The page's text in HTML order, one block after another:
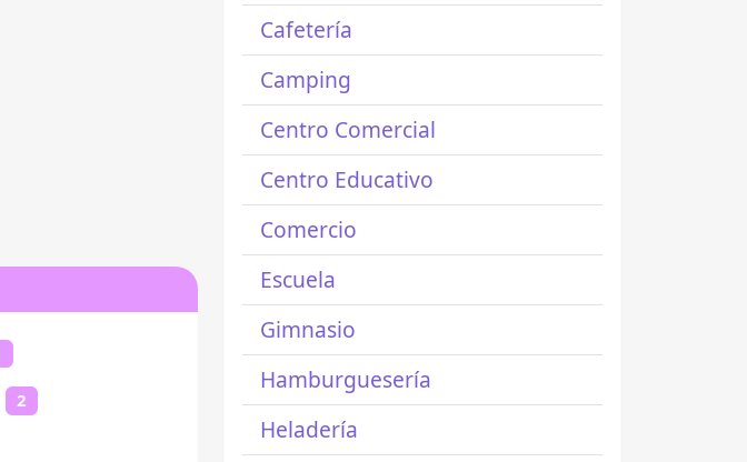
2
Cafetería
Camping
Centro Comercial
Centro Educativo
Comercio
Escuela
Gimnasio
Hamburguesería
Heladería